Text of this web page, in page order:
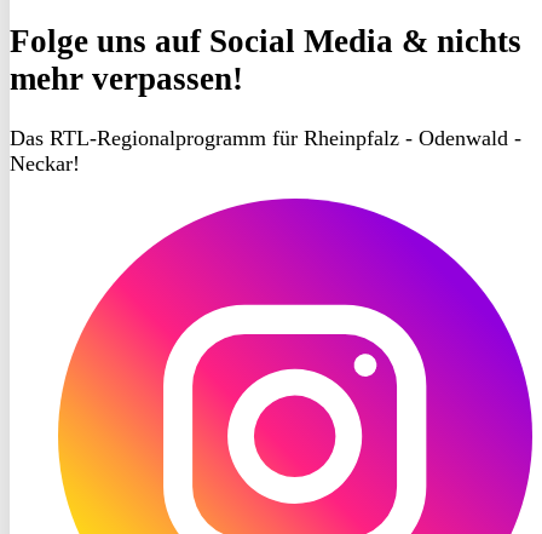
Folge uns auf Social Media & nichts
mehr verpassen!
Das RTL-Regionalprogramm für Rheinpfalz - Odenwald -
Neckar!
Instagram